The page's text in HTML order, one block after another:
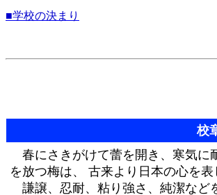
■学校の決まり
校
春にさきがけて蕾を開き、寒気に
を放つ梅は、 古来より日本の心を表
謙譲、忍耐、粘り強さ、純潔など